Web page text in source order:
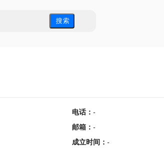
搜 索
电话： -
邮箱 ： -
成立时间 ： -